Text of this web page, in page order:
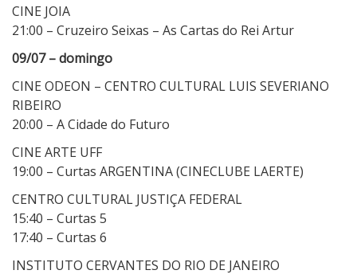
CINE JOIA
21:00 – Cruzeiro Seixas – As Cartas do Rei Artur
09/07 – domingo
CINE ODEON – CENTRO CULTURAL LUIS SEVERIANO
RIBEIRO
20:00 – A Cidade do Futuro
CINE ARTE UFF
19:00 – Curtas ARGENTINA (CINECLUBE LAERTE)
CENTRO CULTURAL JUSTIÇA FEDERAL
15:40 – Curtas 5
17:40 – Curtas 6
INSTITUTO CERVANTES DO RIO DE JANEIRO